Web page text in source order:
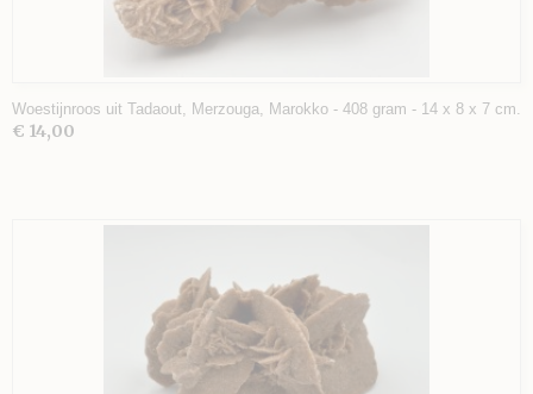
Woestijnroos uit Tadaout, Merzouga, Marokko - 408 gram - 14 x 8 x 7 cm.
€ 14,00